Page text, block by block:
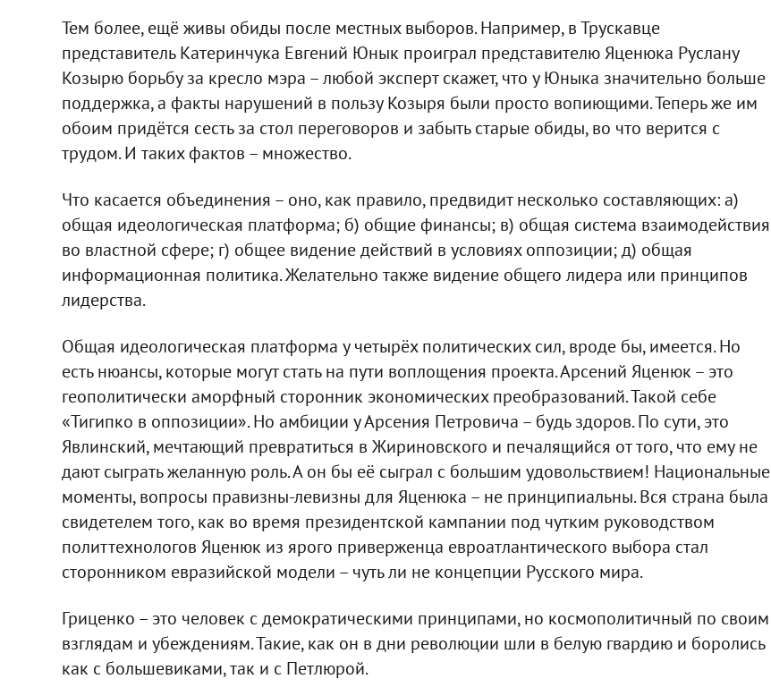
Тем более, ещё живы обиды после местных выборов. Например, в Трускавце
представитель Катеринчука Евгений Юнык проиграл представителю Яценюка Руслану
Козырю борьбу за кресло мэра – любой эксперт скажет, что у Юныка значительно больше
поддержка, а факты нарушений в пользу Козыря были просто вопиющими. Теперь же им
обоим придётся сесть за стол переговоров и забыть старые обиды, во что верится с
трудом. И таких фактов – множество.
Что касается объединения – оно, как правило, предвидит несколько составляющих: а)
общая идеологическая платформа; б) общие финансы; в) общая система взаимодействия
во властной сфере; г) общее видение действий в условиях оппозиции; д) общая
информационная политика. Желательно также видение общего лидера или принципов
лидерства.
Общая идеологическая платформа у четырёх политических сил, вроде бы, имеется. Но
есть нюансы, которые могут стать на пути воплощения проекта. Арсений Яценюк – это
геополитически аморфный сторонник экономических преобразований. Такой себе
«Тигипко в оппозиции». Но амбиции у Арсения Петровича – будь здоров. По сути, это
Явлинский, мечтающий превратиться в Жириновского и печалящийся от того, что ему не
дают сыграть желанную роль. А он бы её сыграл с большим удовольствием! Национальные
моменты, вопросы правизны-левизны для Яценюка – не принципиальны. Вся страна была
свидетелем того, как во время президентской кампании под чутким руководством
политтехнологов Яценюк из ярого приверженца евроатлантического выбора стал
сторонником евразийской модели – чуть ли не концепции Русского мира.
Гриценко – это человек с демократическими принципами, но космополитичный по своим
взглядам и убеждениям. Такие, как он в дни революции шли в белую гвардию и боролись
как с большевиками, так и с Петлюрой.